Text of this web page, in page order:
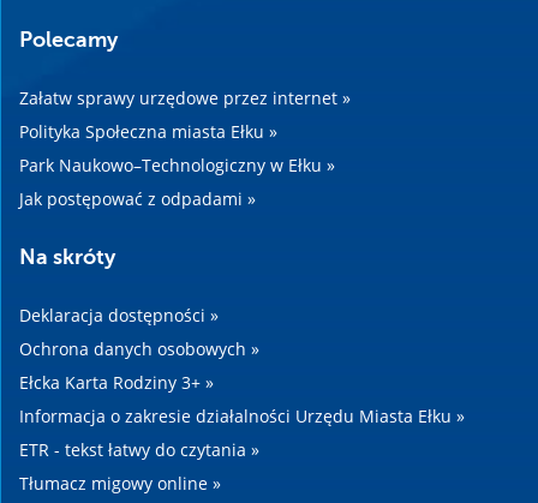
Polecamy
Załatw sprawy urzędowe przez internet »
Polityka Społeczna miasta Ełku »
Park Naukowo–Technologiczny w Ełku »
Jak postępować z odpadami »
Na skróty
Deklaracja dostępności »
Ochrona danych osobowych »
Ełcka Karta Rodziny 3+ »
Informacja o zakresie działalności Urzędu Miasta Ełku »
ETR - tekst łatwy do czytania »
Tłumacz migowy online »